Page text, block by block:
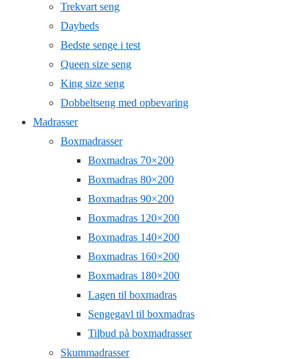
Trekvart seng
Daybeds
Bedste senge i test
Queen size seng
King size seng
Dobbeltseng med opbevaring
Madrasser
Boxmadrasser
Boxmadras 70×200
Boxmadras 80×200
Boxmadras 90×200
Boxmadras 120×200
Boxmadras 140×200
Boxmadras 160×200
Boxmadras 180×200
Lagen til boxmadras
Sengegavl til boxmadras
Tilbud på boxmadrasser
Skummadrasser